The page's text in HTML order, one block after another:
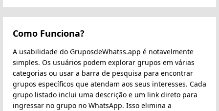
Como Funciona?
A usabilidade do GruposdeWhatss.app é notavelmente
simples. Os usuários podem explorar grupos em várias
categorias ou usar a barra de pesquisa para encontrar
grupos específicos que atendam aos seus interesses. Cada
grupo listado inclui uma descrição e um link direto para
ingressar no grupo no WhatsApp. Isso elimina a